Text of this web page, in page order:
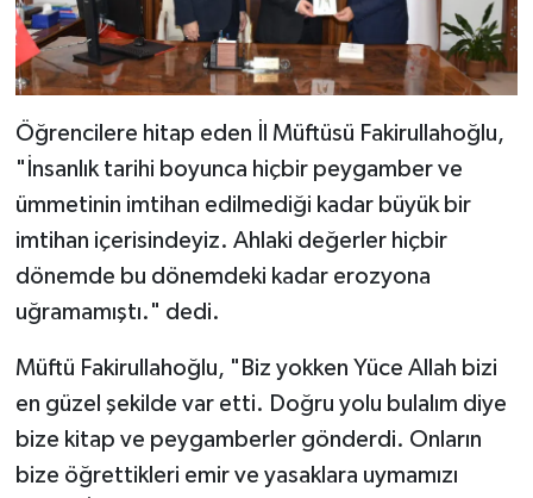
Öğrencilere hitap eden İl Müftüsü Fakirullahoğlu,
"İnsanlık tarihi boyunca hiçbir peygamber ve
ümmetinin imtihan edilmediği kadar büyük bir
imtihan içerisindeyiz. Ahlaki değerler hiçbir
dönemde bu dönemdeki kadar erozyona
uğramamıştı." dedi.
Müftü Fakirullahoğlu, "Biz yokken Yüce Allah bizi
en güzel şekilde var etti. Doğru yolu bulalım diye
bize kitap ve peygamberler gönderdi. Onların
bize öğrettikleri emir ve yasaklara uymamızı
Çankırı Müftülüğü
Çorum Müftülüğü
Denizli Müftülüğü
Düzce Müftülüğü
Elazığ Müftülüğü
Erzincan Müftülüğü
Bilim, Teknoloji
Biyografiler
Diyanet TV
YAŞAM